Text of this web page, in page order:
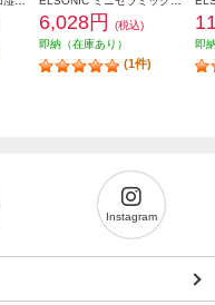
6,028円
(税込)
即納（在庫あり）
(1件)
即
Instagram